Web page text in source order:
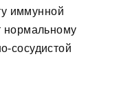
иммунной
нормальному
сосудистой